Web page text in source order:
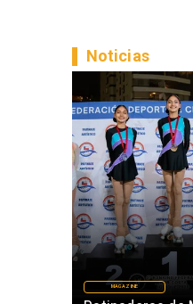
MAGAZINE
Noticias